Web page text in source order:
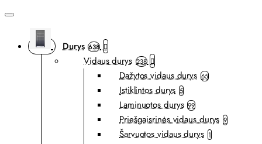
Durys 638
Vidaus durys 238
Dažytos vidaus durys 65
Įstiklintos durys 5
Laminuotos durys 99
Priešgaisrinės vidaus durys 9
Šarvuotos vidaus durys 1